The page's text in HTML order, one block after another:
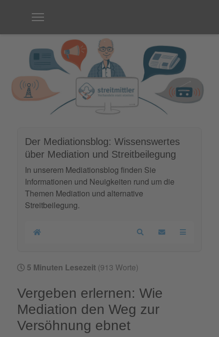
Der Mediationsblog: Wissenswertes
über Mediation und Streitbeilegung
In unserem Mediationsblog finden Sie
Informationen und Neuigkeiten rund um die
Themen Mediation und alternative
Streitbeilegung.
Home SearchUpdates
5 Minuten Lesezeit (913 Worte)
Vergeben erlernen: Wie
Mediation den Weg zur
Versöhnung ebnet